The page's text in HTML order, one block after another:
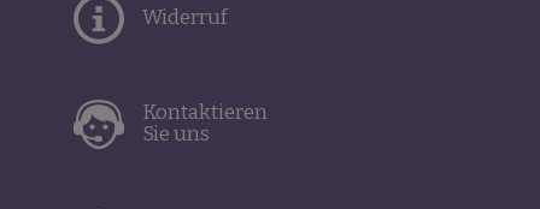
Widerruf
Kontaktieren
Sie uns